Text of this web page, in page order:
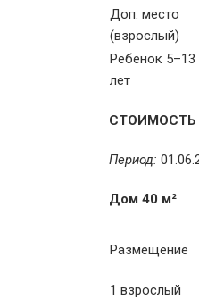
Доп. место
(взрослый)
Ребенок 5–13
лет
СТОИМОСТЬ
Период:
Дом 40 м²
Размещение
1 взрослый